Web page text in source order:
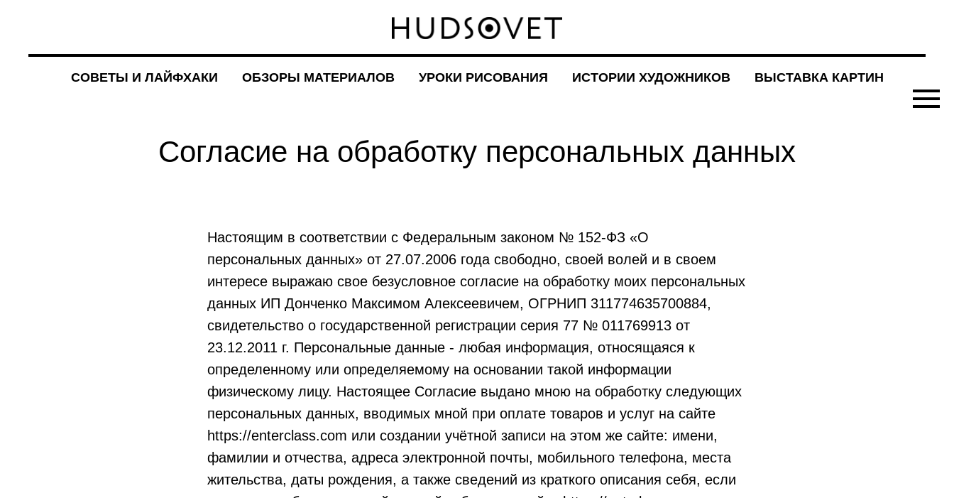
СОВЕТЫ И ЛАЙФХАКИ ОБЗОРЫ МАТЕРИАЛОВ УРОКИ РИСОВАНИЯ ИСТОРИИ ХУДОЖНИКОВ ВЫСТАВКА КАРТИН
Согласие на обработку персональных данных
Настоящим в соответствии с Федеральным законом № 152-ФЗ «О
персональных данных» от 27.07.2006 года свободно, своей волей и в своем
интересе выражаю свое безусловное согласие на обработку моих персональных
данных ИП Донченко Максимом Алексеевичем, ОГРНИП 311774635700884,
свидетельство о государственной регистрации серия 77 № 011769913 от
23.12.2011 г. Персональные данные - любая информация, относящаяся к
определенному или определяемому на основании такой информации
физическому лицу. Настоящее Согласие выдано мною на обработку следующих
персональных данных, вводимых мной при оплате товаров и услуг на сайте
https://enterclass.com или создании учётной записи на этом же сайте: имени,
фамилии и отчества, адреса электронной почты, мобильного телефона, места
жительства, даты рождения, а также сведений из краткого описания себя, если